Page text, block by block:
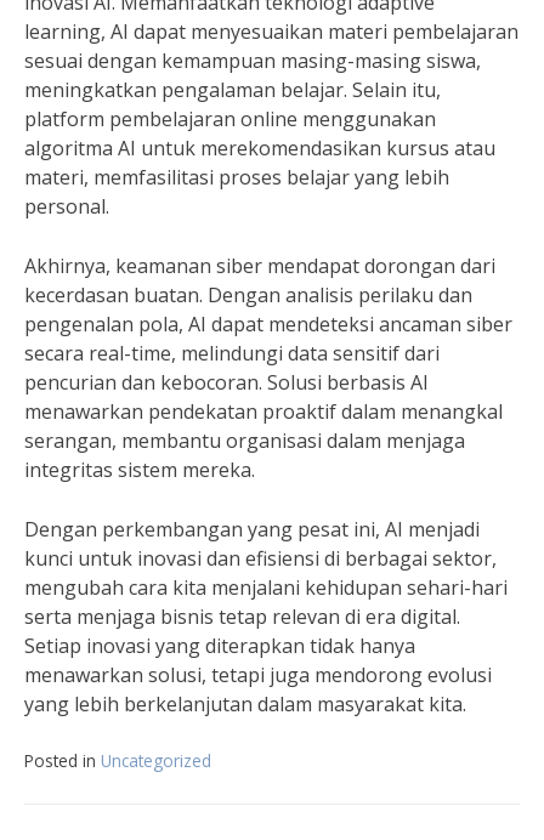
learning, AI dapat menyesuaikan materi pembelajaran
sesuai dengan kemampuan masing-masing siswa,
meningkatkan pengalaman belajar. Selain itu,
platform pembelajaran online menggunakan
algoritma AI untuk merekomendasikan kursus atau
materi, memfasilitasi proses belajar yang lebih
personal.
Akhirnya, keamanan siber mendapat dorongan dari
kecerdasan buatan. Dengan analisis perilaku dan
pengenalan pola, AI dapat mendeteksi ancaman siber
secara real-time, melindungi data sensitif dari
pencurian dan kebocoran. Solusi berbasis AI
menawarkan pendekatan proaktif dalam menangkal
serangan, membantu organisasi dalam menjaga
integritas sistem mereka.
Dengan perkembangan yang pesat ini, AI menjadi
kunci untuk inovasi dan efisiensi di berbagai sektor,
mengubah cara kita menjalani kehidupan sehari-hari
serta menjaga bisnis tetap relevan di era digital.
Setiap inovasi yang diterapkan tidak hanya
menawarkan solusi, tetapi juga mendorong evolusi
yang lebih berkelanjutan dalam masyarakat kita.
Posted in Uncategorized